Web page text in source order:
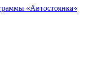
«Автостоянка»